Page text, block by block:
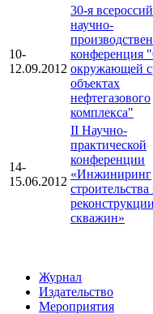
10-
12.09.2012
30-я
научно-
конференция
окружающей
объектах
нефтегазового
комплекса"
14-
15.06.2012
II Научно-
практической
конференции
«Инжиниринг
строительства
реконструкции
скважин»
Журнал
Издательство
Мероприятия